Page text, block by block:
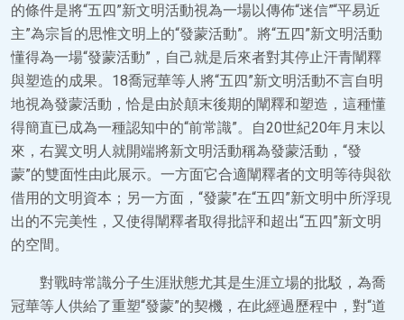
的條件是將“五四”新文明活動視為一場以傳佈“迷信”“平易近
主”為宗旨的思惟文明上的“發蒙活動”。將“五四”新文明活動
懂得為一場“發蒙活動”，自己就是后來者對其停止汗青闡釋
與塑造的成果。18喬冠華等人將“五四”新文明活動不言自明
地視為發蒙活動，恰是由於顛末後期的闡釋和塑造，這種懂
得簡直已成為一種認知中的“前常識”。自20世紀20年月末以
來，右翼文明人就開端將新文明活動稱為發蒙活動，“發
蒙”的雙面性由此展示。一方面它合適闡釋者的文明等待與欲
借用的文明資本；另一方面，“發蒙”在“五四”新文明中所浮現
出的不完美性，又使得闡釋者取得批評和超出“五四”新文明
的空間。
對戰時常識分子生涯狀態尤其是生涯立場的批駁，為喬
冠華等人供給了重塑“發蒙”的契機，在此經過歷程中，對“道